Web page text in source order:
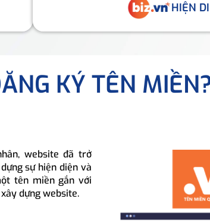
HIỆN
KÝ TÊN
website đã trở
sự hiện diện và
tên miền gắn với
dựng website.